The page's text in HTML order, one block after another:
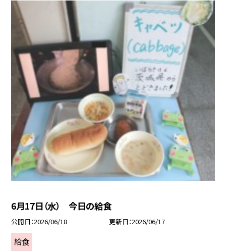
6月17日（水） 今日の給食
公開日 2026/06/18 更新日 2026/06/17
給食